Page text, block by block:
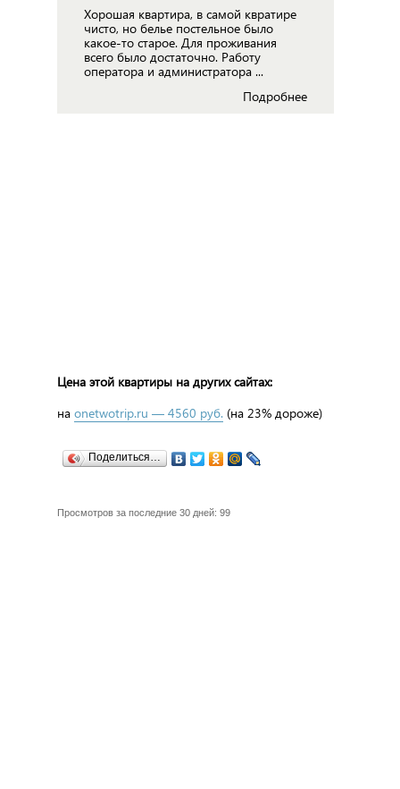
Хорошая квартира, в самой квратире
чисто, но белье постельное было
какое-то старое. Для проживания
всего было достаточно. Работу
оператора и администратора ...
Подробнее
Цена этой квартиры на других сайтах:
на onetwotrip.ru — 4560 руб. (на 23% дороже)
Поделиться…
Просмотров за последние 30 дней: 99